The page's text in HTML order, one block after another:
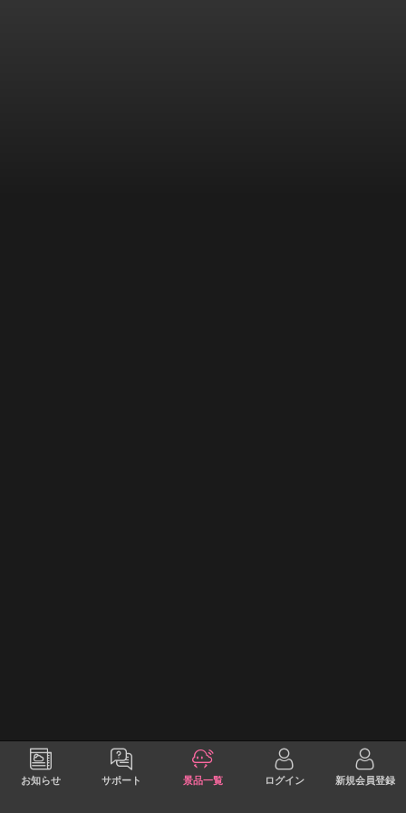
お知らせ サポート 景品一覧 ログイン 新規会員登録